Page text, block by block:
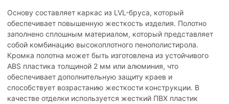
Основу составляет каркас из LVL-бруса, который
обеспечивает повышенную жесткость изделия. Полотно
заполнено сплошным материалом, который представляет
собой комбинацию высокоплотного пенополистирола.
Кромка полотна может быть изготовлена из устойчивого
ABS пластика толщиной 2 мм или алюминия, что
обеспечивает дополнительную защиту краев и
способствует возрастанию жесткости конструкции. В
качестве отделки используется жесткий ПВХ пластик